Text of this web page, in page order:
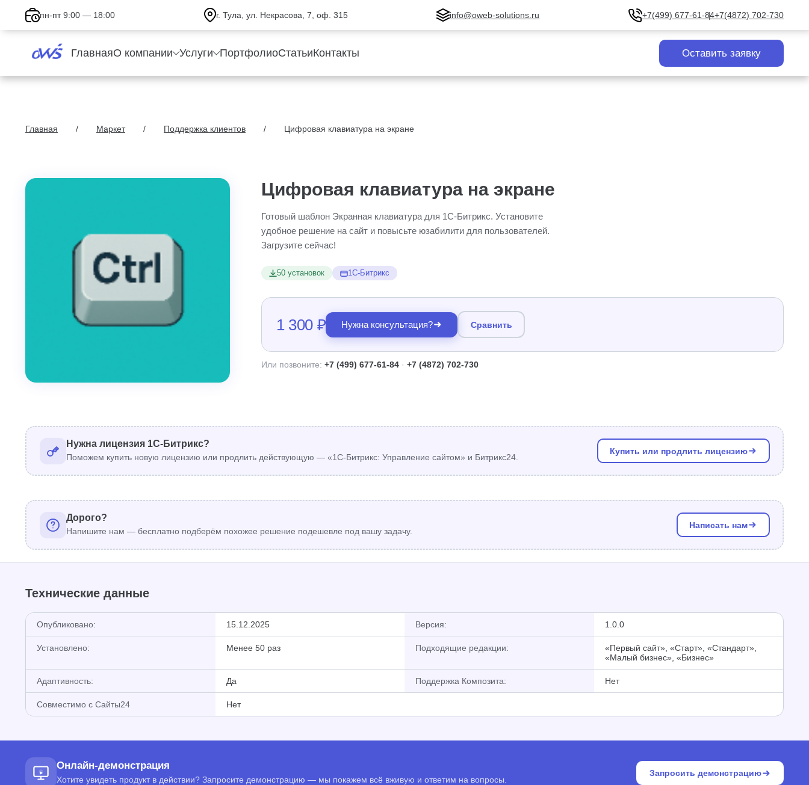
пн-пт 9:00 — 18:00 г. Тула, ул. Некрасова, 7, оф. 315 info@oweb-solutions.ru +7(499) 677-61-84+7(4872) 702-730
ГлавнаяО компании Услуги ПортфолиоСтатьиКонтакты Оставить заявку
Главная Маркет Поддержка клиентов Цифровая клавиатура на экране
Цифровая клавиатура на экране
Готовый шаблон Экранная клавиатура для 1С-Битрикс. Установите
удобное решение на сайт и повысьте юзабилити для пользователей.
Загрузите сейчас!
50 установок 1С-Битрикс
1 300 ₽ Нужна консультация? Сравнить
Или позвоните: +7 (499) 677-61-84 · +7 (4872) 702-730
Нужна лицензия 1С-Битрикс?
Поможем купить новую лицензию или продлить действующую — «1С-Битрикс: Управление сайтом» и Битрикс24.
Купить или продлить лицензию
Дорого?
Напишите нам — бесплатно подберём похожее решение подешевле под вашу задачу.
Написать нам
Технические данные
Опубликовано: 15.12.2025 Версия: 1.0.0
Установлено: Менее 50 раз Подходящие редакции:
«Первый сайт», «Старт», «Стандарт»,
«Малый бизнес», «Бизнес»
Адаптивность: Да Поддержка Композита: Нет
Совместимо с Сайты24 Нет
Онлайн-демонстрация
Хотите увидеть продукт в действии? Запросите демонстрацию — мы покажем всё вживую и ответим на вопросы.
Запросить демонстрацию